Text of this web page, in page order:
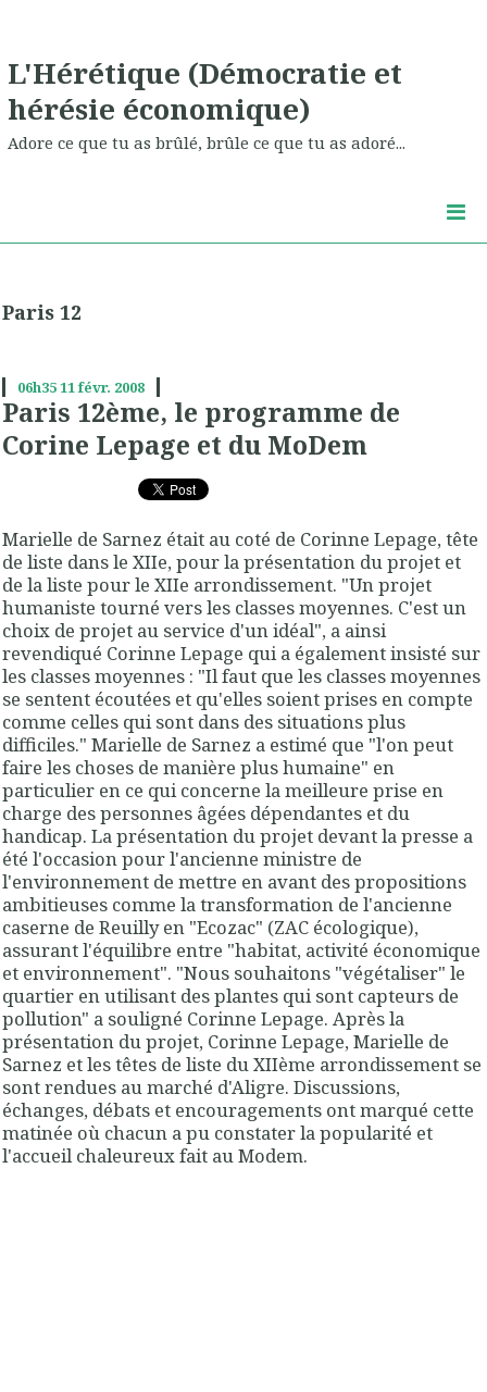
L'Hérétique (Démocratie et
hérésie économique)
Adore ce que tu as brûlé, brûle ce que tu as adoré...
Paris 12
06h3511févr. 2008
Paris 12ème, le programme de
Corine Lepage et du MoDem
Marielle de Sarnez était au coté de Corinne Lepage, tête
de liste dans le XIIe, pour la présentation du projet et
de la liste pour le XIIe arrondissement. "Un projet
humaniste tourné vers les classes moyennes. C'est un
choix de projet au service d'un idéal", a ainsi
revendiqué Corinne Lepage qui a également insisté sur
les classes moyennes : "Il faut que les classes moyennes
se sentent écoutées et qu'elles soient prises en compte
comme celles qui sont dans des situations plus
difficiles." Marielle de Sarnez a estimé que "l'on peut
faire les choses de manière plus humaine" en
particulier en ce qui concerne la meilleure prise en
charge des personnes âgées dépendantes et du
handicap. La présentation du projet devant la presse a
été l'occasion pour l'ancienne ministre de
l'environnement de mettre en avant des propositions
ambitieuses comme la transformation de l'ancienne
caserne de Reuilly en "Ecozac" (ZAC écologique),
assurant l'équilibre entre "habitat, activité économique
et environnement". "Nous souhaitons "végétaliser" le
quartier en utilisant des plantes qui sont capteurs de
pollution" a souligné Corinne Lepage. Après la
présentation du projet, Corinne Lepage, Marielle de
Sarnez et les têtes de liste du XIIème arrondissement se
sont rendues au marché d'Aligre. Discussions,
échanges, débats et encouragements ont marqué cette
matinée où chacun a pu constater la popularité et
l'accueil chaleureux fait au Modem.